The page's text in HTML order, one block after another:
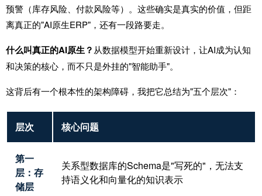
预警（库存风险、付款风险等）。这些确实是真实的价值，但距
离真正的"AI原生ERP"，还有一段路要走。
什么叫真正的AI原生？从数据模型开始重新设计，让AI成为认知
和决策的核心，而不只是外挂的"智能助手"。
这背后有一个根本性的架构障碍，我把它总结为"五个层次"：
层次 核心问题
第一
层：存
储层
关系型数据库的Schema是"写死的"，无法支
持语义化和向量化的知识表示